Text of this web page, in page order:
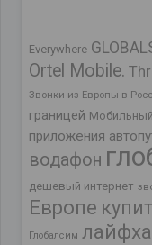
Everywhere
Ortel Mobile.
Звонки из Европы в
границей
приложения
водафон
дешевый интернет
Европе
Глобалсим